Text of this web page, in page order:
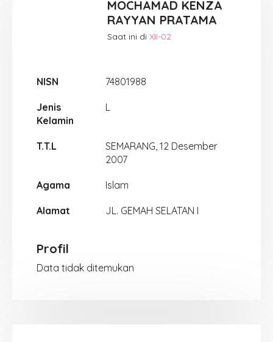
MOCHAMAD KENZA
RAYYAN PRATAMA
Saat ini diXII-02
NISN 74801988
Jenis
Kelamin
L
T.T.L
SEMARANG, 12 Desember
2007
Agama Islam
Alamat JL. GEMAH SELATAN I
Profil
Data tidak ditemukan